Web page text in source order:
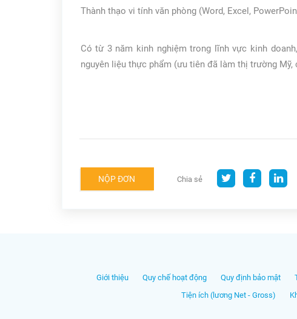
Thành thạo vi tính văn phòng (Word, Excel,
Có từ 3 năm kinh nghiệm trong lĩnh vực kinh
nguyên liệu thực phẩm (ưu tiên đã làm thị trường Mỹ,
NỘP ĐƠN Chia sẻ
Giới thiệu Quy chế hoạt động Quy định bảo mật
Tiện ích (lương Net - Gross)